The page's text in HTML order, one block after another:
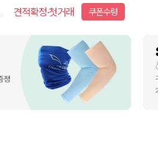
견적확정·첫거래 쿠폰수령